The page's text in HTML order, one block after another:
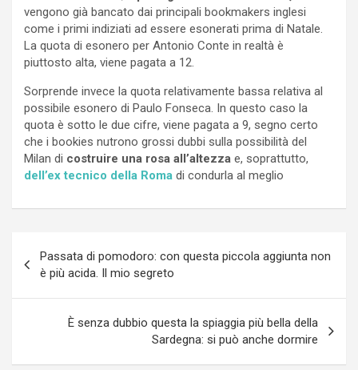
vengono già bancato dai principali bookmakers inglesi
come i primi indiziati ad essere esonerati prima di Natale.
La quota di esonero per Antonio Conte in realtà è
piuttosto alta, viene pagata a 12.
Sorprende invece la quota relativamente bassa relativa al
possibile esonero di Paulo Fonseca. In questo caso la
quota è sotto le due cifre, viene pagata a 9, segno certo
che i bookies nutrono grossi dubbi sulla possibilità del
Milan di costruire una rosa all’altezza e, soprattutto,
dell’ex tecnico della Roma di condurla al meglio
articoli
Passata di pomodoro: con questa piccola aggiunta non
è più acida. Il mio segreto
È senza dubbio questa la spiaggia più bella della
Sardegna: si può anche dormire